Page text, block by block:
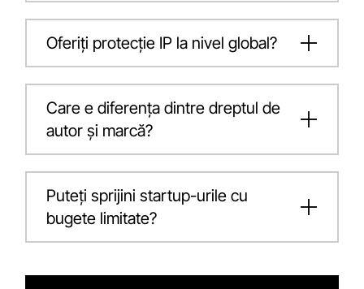
Oferiți protecție IP la nivel global?
Care e diferența dintre dreptul de
autor și marcă?
Puteți sprijini startup-urile cu
bugete limitate?